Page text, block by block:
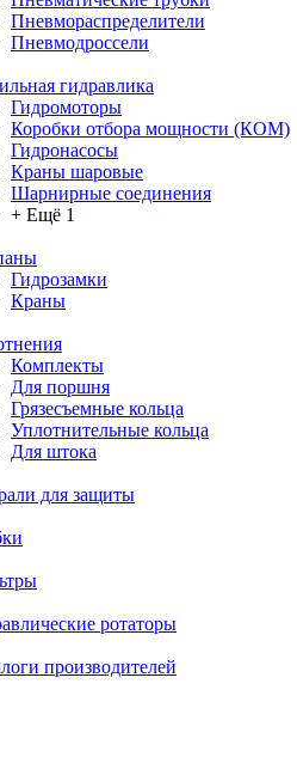
Пневмораспределители
Пневмодроссели
гидравлика
Гидромоторы
Коробки отбора мощности (КОМ)
Гидронасосы
Краны шаровые
Шарнирные соединения
+ Ещё 1
Гидрозамки
Краны
Комплекты
Для поршня
Грязесъемные кольца
Уплотнительные кольца
Для штока
для защиты
ротаторы
производителей